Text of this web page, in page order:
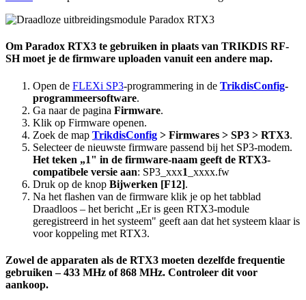
Om Paradox RTX3 te gebruiken in plaats van TRIKDIS RF-
SH moet je de firmware uploaden vanuit een andere map.
Open de FLEXi SP3-programmering in de TrikdisConfig-
programmeersoftware.
Ga naar de pagina Firmware.
Klik op Firmware openen.
Zoek de map TrikdisConfig > Firmwares > SP3 > RTX3.
Selecteer de nieuwste firmware passend bij het SP3-modem.
Het teken „1" in de firmware-naam geeft de RTX3-
compatibele versie aan: SP3_xxx1 _xxxx.fw
Druk op de knop Bijwerken [F12].
Na het flashen van de firmware klik je op het tabblad
Draadloos – het bericht „Er is geen RTX3-module
geregistreerd in het systeem" geeft aan dat het systeem klaar is
voor koppeling met RTX3.
Zowel de apparaten als de RTX3 moeten dezelfde frequentie
gebruiken – 433 MHz of 868 MHz. Controleer dit voor
aankoop.